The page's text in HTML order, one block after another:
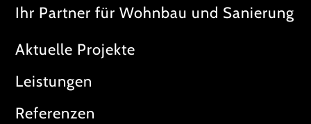
Ihr Partner für Wohnbau und Sanierung
Aktuelle Projekte
Leistungen
Referenzen